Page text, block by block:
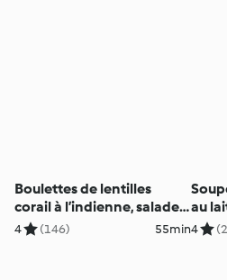
Boulettes de lentilles
corail à l’indienne, salade
de carottes
4 (146) 55min
au
4